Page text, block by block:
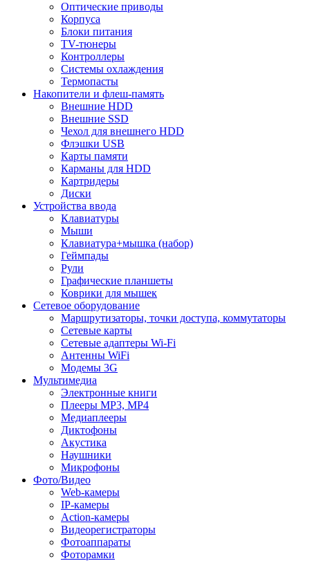
Оптические приводы
Корпуса
Блоки питания
TV-тюнеры
Контроллеры
Системы охлаждения
Термопасты
Накопители и флеш-память
Внешние HDD
Внешние SSD
Чехол для внешнего HDD
Флэшки USB
Карты памяти
Карманы для HDD
Картридеры
Диски
Устройства ввода
Клавиатуры
Мыши
Клавиатура+мышка (набор)
Геймпады
Рули
Графические планшеты
Коврики для мышек
Сетевое оборудование
Маршрутизаторы, точки доступа, коммутаторы
Сетевые карты
Сетевые адаптеры Wi-Fi
Антенны WiFi
Модемы 3G
Мультимедиа
Электронные книги
Плееры MP3, MP4
Медиаплееры
Диктофоны
Акустика
Наушники
Микрофоны
Фото/Видео
Web-камеры
IP-камеры
Action-камеры
Видеорегистраторы
Фотоаппараты
Фоторамки